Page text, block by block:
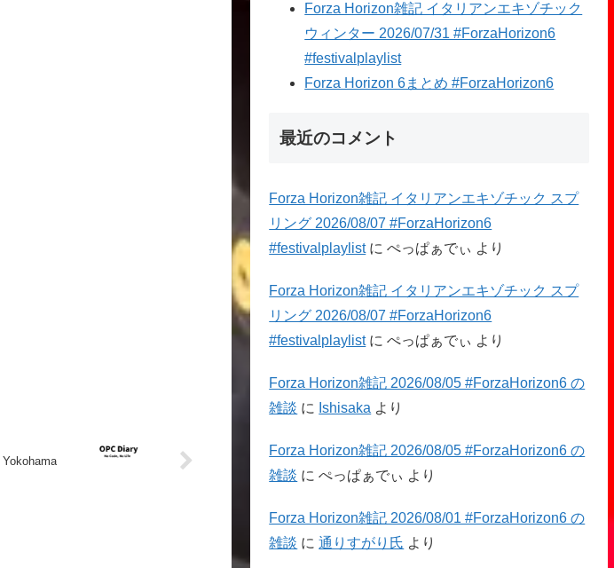
Forza Horizon雑記 イタリアンエキゾチック
ウィンター 2026/07/31 #ForzaHorizon6
#festivalplaylist
Forza Horizon 6まとめ #ForzaHorizon6
最近のコメント
Forza Horizon雑記 イタリアンエキゾチック スプ
リング 2026/08/07 #ForzaHorizon6
#festivalplaylistにぺっぱぁでぃ より
Forza Horizon雑記 イタリアンエキゾチック スプ
リング 2026/08/07 #ForzaHorizon6
#festivalplaylistにぺっぱぁでぃ より
Forza Horizon雑記 2026/08/05 #ForzaHorizon6 の
雑談 に Ishisaka より
Forza Horizon雑記 2026/08/05 #ForzaHorizon6 の
雑談 にぺっぱぁでぃ より
Forza Horizon雑記 2026/08/01 #ForzaHorizon6 の
雑談 に通りすがり氏 より